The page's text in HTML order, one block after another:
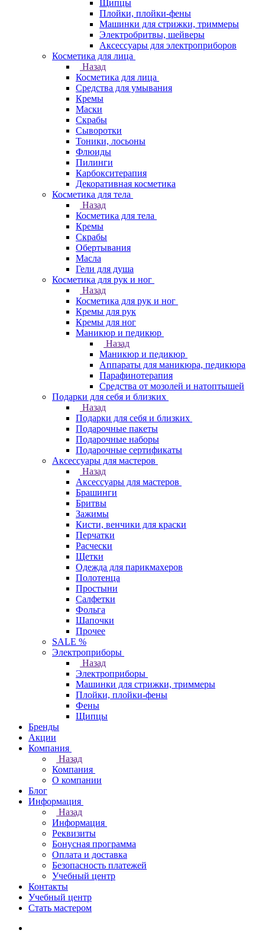
Щипцы
Плойки, плойки-фены
Машинки для стрижки, триммеры
Электробритвы, шейверы
Аксессуары для электроприборов
Косметика для лица
Назад
Косметика для лица
Средства для умывания
Кремы
Маски
Скрабы
Сыворотки
Тоники, лосьоны
Флюиды
Пилинги
Карбокситерапия
Декоративная косметика
Косметика для тела
Назад
Косметика для тела
Кремы
Скрабы
Обертывания
Масла
Гели для душа
Косметика для рук и ног
Назад
Косметика для рук и ног
Кремы для рук
Кремы для ног
Маникюр и педикюр
Назад
Маникюр и педикюр
Аппараты для маникюра, педикюра
Парафинотерапия
Средства от мозолей и натоптышей
Подарки для себя и близких
Назад
Подарки для себя и близких
Подарочные пакеты
Подарочные наборы
Подарочные сертификаты
Аксессуары для мастеров
Назад
Аксессуары для мастеров
Брашинги
Бритвы
Зажимы
Кисти, венчики для краски
Перчатки
Расчески
Щетки
Одежда для парикмахеров
Полотенца
Простыни
Салфетки
Фольга
Шапочки
Прочее
SALE %
Электроприборы
Назад
Электроприборы
Машинки для стрижки, триммеры
Плойки, плойки-фены
Фены
Щипцы
Бренды
Акции
Компания
Назад
Компания
О компании
Блог
Информация
Назад
Информация
Реквизиты
Бонусная программа
Оплата и доставка
Безопасность платежей
Учебный центр
Контакты
Учебный центр
Стать мастером